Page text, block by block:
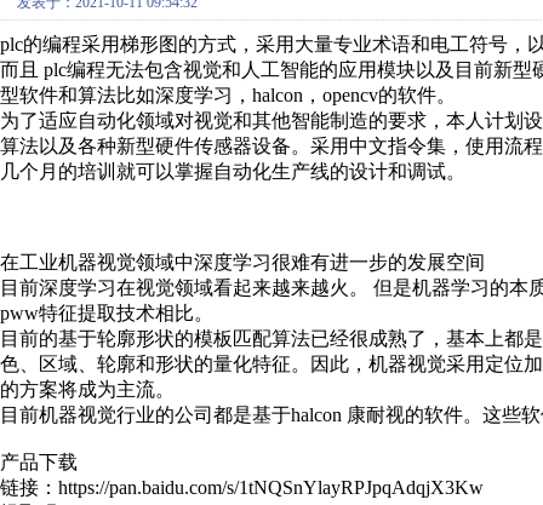
plc的编程采用梯形图的方式，采用大量专业术语和电工符号
而且 plc编程无法包含视觉和人工智能的应用模块以及目前新
型软件和算法比如深度学习，halcon，opencv的软件。
为了适应自动化领域对视觉和其他智能制造的要求，本人计划
算法以及各种新型硬件传感器设备。采用中文指令集，使用流
几个月的培训就可以掌握自动化生产线的设计和调试。
在工业机器视觉领域中深度学习很难有进一步的发展空间
目前深度学习在视觉领域看起来越来越火。 但是机器学习的
pww特征提取技术相比。
目前的基于轮廓形状的模板匹配算法已经很成熟了，基本上都
色、区域、轮廓和形状的量化特征。因此，机器视觉采用定位
的方案将成为主流。
目前机器视觉行业的公司都是基于halcon 康耐视的软件。这些
产品下载
链接：https://pan.baidu.com/s/1tNQSnYlayRPJpqAdqjX3Kw